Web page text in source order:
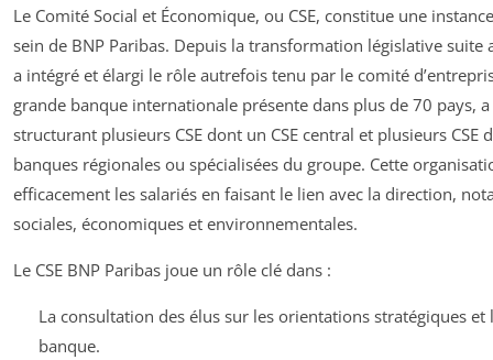
Le Comité Social et Économique, ou CSE, constitue une
sein de BNP Paribas. Depuis la transformation législative suite
a intégré et élargi le rôle autrefois tenu par le comité
grande banque internationale présente dans plus de 70 pays,
structurant plusieurs CSE dont un CSE central et plusieurs
banques régionales ou spécialisées du groupe. Cette
efficacement les salariés en faisant le lien avec la direction,
sociales, économiques et environnementales.
Le CSE BNP Paribas joue un rôle clé dans :
La consultation des élus sur les orientations stratégiques et
banque.